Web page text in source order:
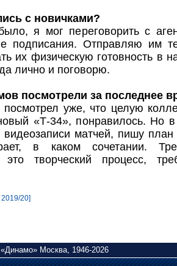
с новичками?
я мог переговорить с
подписания. Отправляю им
их физическую готовность в
лично и поговорю.
посмотрели за последнее
уже, что целую
«Т-34», понравилось. Но
видеозаписи матчей, пишу
в каком сочетании.
это творческий процесс,
2019/20]
Москва, 1946-2026